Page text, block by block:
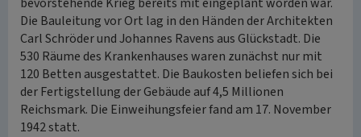
Die Bauleitung vor Ort lag in den Händen der Architekten
Carl Schröder und Johannes Ravens aus Glückstadt. Die
530 Räume des Krankenhauses waren zunächst nur mit
120 Betten ausgestattet. Die Baukosten beliefen sich bei
der Fertigstellung der Gebäude auf 4,5 Millionen
Reichsmark. Die Einweihungsfeier fand am 17. November
1942 statt.